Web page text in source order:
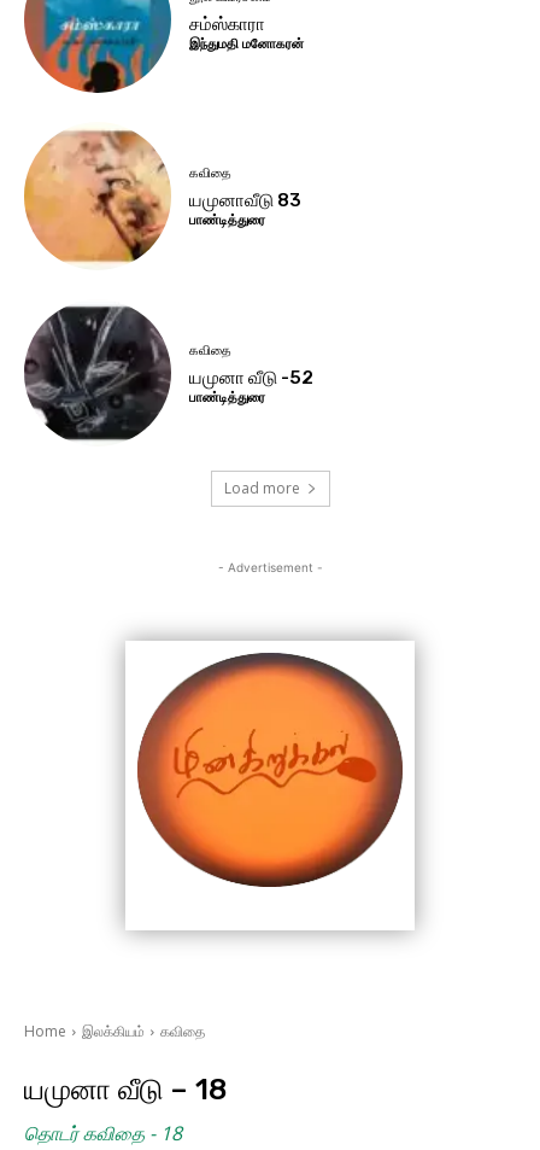
சம்ஸ்காரா
இந்துமதி மனோகரன்
கவிதை
யமுனாவீடு 83
பாண்டித்துரை
கவிதை
யமுனா வீடு -52
பாண்டித்துரை
Load more
- Advertisement -